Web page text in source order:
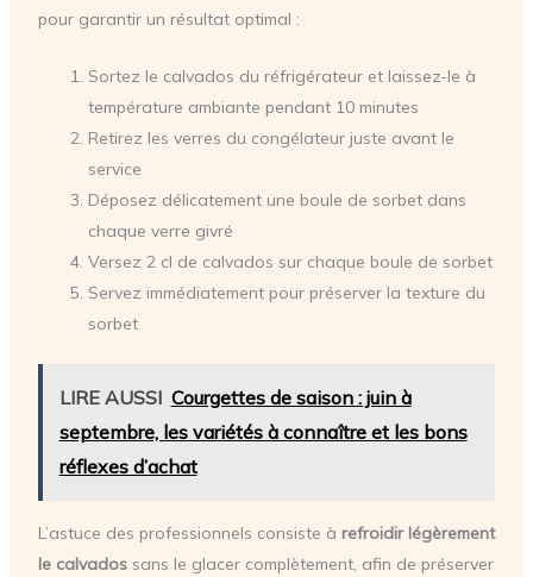
pour garantir un résultat optimal :
Sortez le calvados du réfrigérateur et laissez-le à
température ambiante pendant 10 minutes
Retirez les verres du congélateur juste avant le
service
Déposez délicatement une boule de sorbet dans
chaque verre givré
Versez 2 cl de calvados sur chaque boule de sorbet
Servez immédiatement pour préserver la texture du
sorbet
LIRE AUSSI Courgettes de saison : juin à
septembre, les variétés à connaître et les bons
réflexes d’achat
L’astuce des professionnels consiste à refroidir légèrement
le calvadossans le glacer complètement, afin de préserver